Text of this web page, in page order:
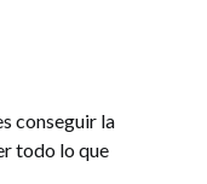
conseguir la
todo lo que